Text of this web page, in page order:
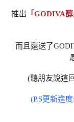
推出 「GODIVA
而且還送了
(聽朋友說這
(P.S更新進